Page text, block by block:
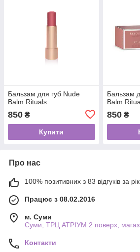
Бальзам для губ Nude
Balm Rituals
850 ₴
Купити
Бальзам
Balm
850₴
Про нас
100% позитивних з 83 відгуків за рік
Працює з 08.02.2016
м. Суми
Суми, ТРЦ АТРІУМ 2 поверх,
Контакти